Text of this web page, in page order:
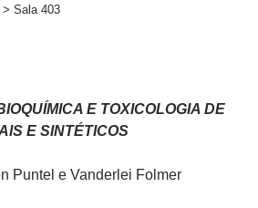
> Sala 403
E TOXICOLOGIA DE
E SINTÉTICOS
Puntel e Vanderlei Folmer